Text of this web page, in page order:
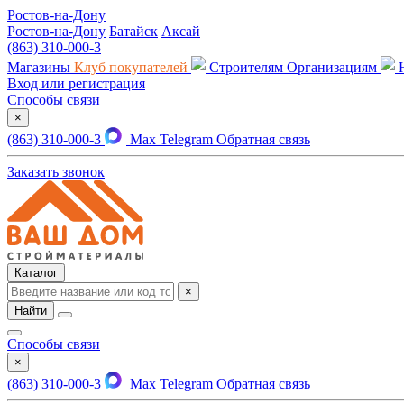
Ростов-на-Дону
Ростов-на-Дону Батайск Аксай
(863) 310-000-3
Магазины Клуб покупателей Строителям Организациям
Вход или регистрация
Способы связи
×
(863) 310-000-3 Max Telegram Обратная связь
Заказать звонок
Каталог
×
Найти
Способы связи
×
(863) 310-000-3 Max Telegram Обратная связь